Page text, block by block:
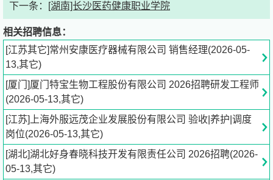
智能医疗装备技术、临床医学等领域，旨在培养具备职业道
德、专业技能、人文素养及创新意识的医药健康人才。
学校聚焦智能医疗装备（医学工业）、干细胞与再生医学、
眼健康、智慧医养四大产业集群，深化产教融合，促进就业
与地方经济发展。秉承“厚德精医、仁术康民”校训，坚持“自
强不息、守正出新”精神，立足长株潭，辐射全省及周边，
积极对接医疗卫生与大健康产业，为社会输送优秀人才。
长沙医药健康职业学院
领域：教育
规模：1000-5000人
地址：湖南省长沙市浏阳市南横线东段6号
下一条： [湖南]长沙医药健康职业学院
相关招聘信息：
[江苏其它]常州安康医疗器械有限公司 销售经理(2026-05-
13,其它)
[厦门]厦门特宝生物工程股份有限公司 2026招聘研发工程师
(2026-05-13,其它)
[江苏]上海外服远茂企业发展股份有限公司 验收|养护|调度
岗位(2026-05-13,其它)
[湖北]湖北好身春晓科技开发有限责任公司 2026招聘(2026-
05-13,其它)